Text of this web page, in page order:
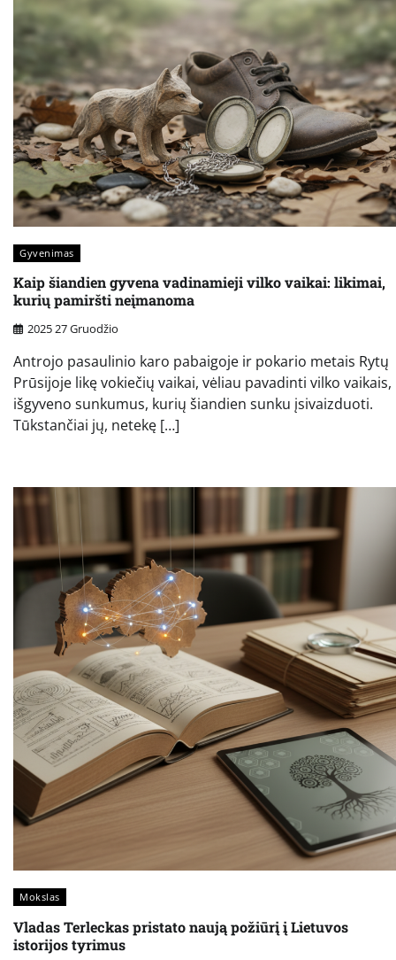
Gyvenimas
Kaip šiandien gyvena vadinamieji vilko vaikai: likimai,
kurių pamiršti neįmanoma
2025 27 Gruodžio
Antrojo pasaulinio karo pabaigoje ir pokario metais Rytų
Prūsijoje likę vokiečių vaikai, vėliau pavadinti vilko vaikais,
išgyveno sunkumus, kurių šiandien sunku įsivaizduoti.
Tūkstančiai jų, netekę […]
Mokslas
Vladas Terleckas pristato naują požiūrį į Lietuvos
istorijos tyrimus